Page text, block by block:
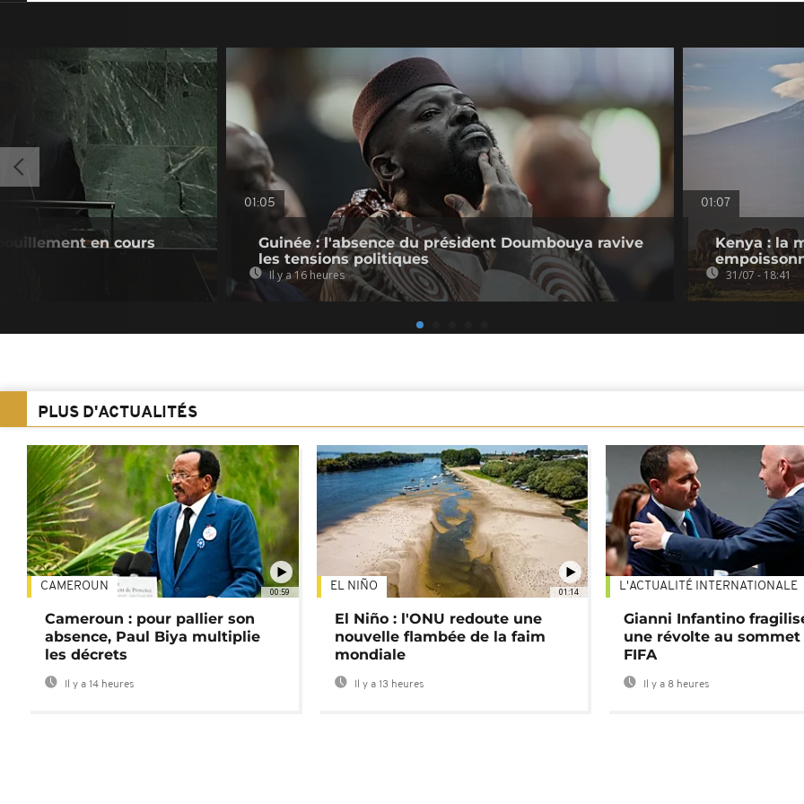
en cours
01:05
Guinée : l'absence du président Doumbouya ravive
les tensions politiques
Il y a 16 heures
01:07
Kenya : la
31/07 - 18:41
PLUS D'ACTUALITÉS
00:59
CAMEROUN
Cameroun : pour pallier son
absence, Paul Biya multiplie
les décrets
Il y a 14 heures
01:14
EL NIÑO
El Niño : l'ONU redoute une
nouvelle flambée de la faim
mondiale
Il y a 13 heures
L'ACTUALITÉ INTERNATIONALE
Gianni Infantino
une révolte au sommet
FIFA
Il y a 8 heures